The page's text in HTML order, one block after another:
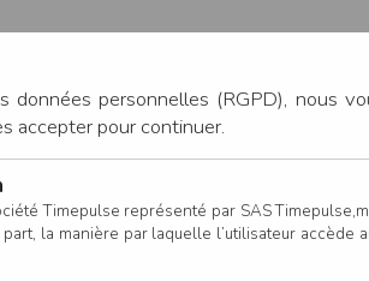
personnelles (RGPD), nous
accepter pour continuer.
Timepulse représenté par SAS
la manière par laquelle l’utilisateur accède